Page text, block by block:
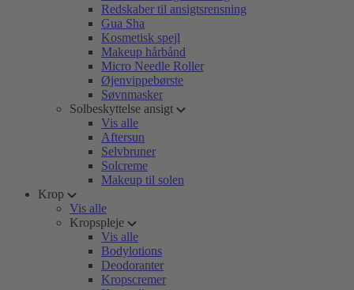
Redskaber til ansigtsrensning
Gua Sha
Kosmetisk spejl
Makeup hårbånd
Micro Needle Roller
Øjenvippebørste
Søvnmasker
Solbeskyttelse ansigt
Vis alle
Aftersun
Selvbruner
Solcreme
Makeup til solen
Krop
Vis alle
Kropspleje
Vis alle
Bodylotions
Deodoranter
Kropscremer